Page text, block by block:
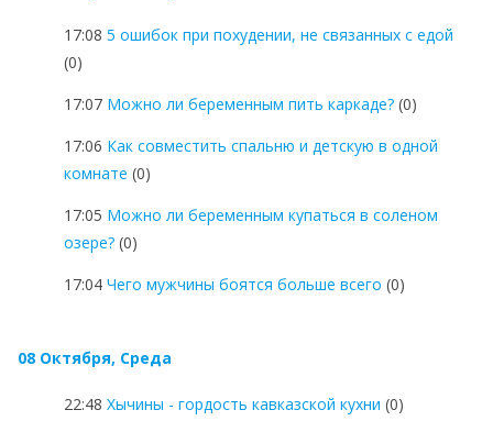
17:08 5 ошибок при похудении, не связанных с едой
(0)
17:07 Можно ли беременным пить каркаде? (0)
17:06 Как совместить спальню и детскую в одной
комнате (0)
17:05 Можно ли беременным купаться в соленом
озере? (0)
17:04 Чего мужчины боятся больше всего (0)
08 Октября, Среда
22:48 Хычины - гордость кавказской кухни (0)